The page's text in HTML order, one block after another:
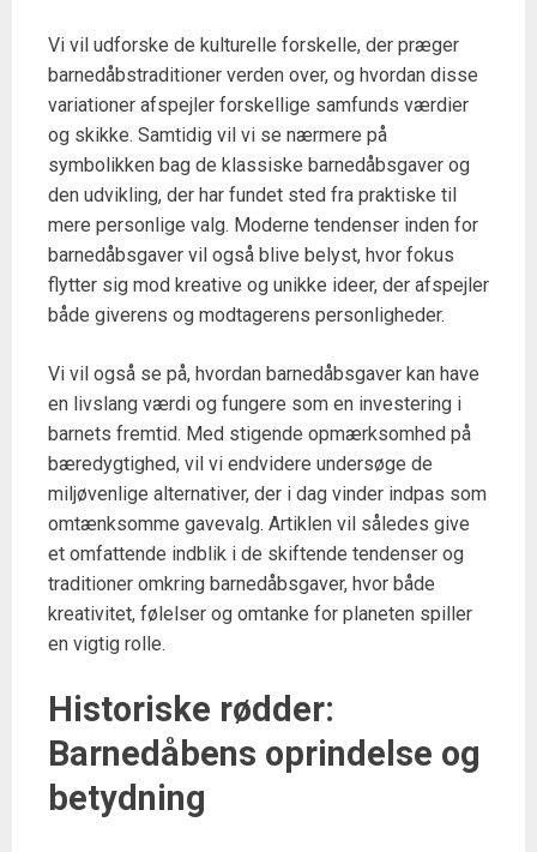
Vi vil udforske de kulturelle forskelle, der præger
barnedåbstraditioner verden over, og hvordan disse
variationer afspejler forskellige samfunds værdier
og skikke. Samtidig vil vi se nærmere på
symbolikken bag de klassiske barnedåbsgaver og
den udvikling, der har fundet sted fra praktiske til
mere personlige valg. Moderne tendenser inden for
barnedåbsgaver vil også blive belyst, hvor fokus
flytter sig mod kreative og unikke ideer, der afspejler
både giverens og modtagerens personligheder.
Vi vil også se på, hvordan barnedåbsgaver kan have
en livslang værdi og fungere som en investering i
barnets fremtid. Med stigende opmærksomhed på
bæredygtighed, vil vi endvidere undersøge de
miljøvenlige alternativer, der i dag vinder indpas som
omtænksomme gavevalg. Artiklen vil således give
et omfattende indblik i de skiftende tendenser og
traditioner omkring barnedåbsgaver, hvor både
kreativitet, følelser og omtanke for planeten spiller
en vigtig rolle.
Historiske rødder:
Barnedåbens oprindelse og
betydning